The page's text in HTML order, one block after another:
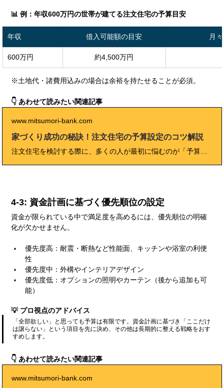
📊 例：年収600万円の世帯が建てる注文住宅の予算目安
年収 借入可能額の目安 月
600万円 約4,500万円
※土地代・諸費用込みの場合は余裕を持たせることが必須。
👇 あわせて読みたい関連記事
www.mitsumori-bank.com
家づくり成功の秘訣！注文住宅の予算設定のコツ解説
4-3: 資金計画に基づく優先順位の設定
資金が限られている中で満足度を高めるには、優先順位の明確
化が欠かせません。
優先度高：耐震・断熱など性能面、キッチンや浴室の利便
性
優先度中：外構やインテリアデザイン
優先度低：オプションの照明やカーテン（後から追加も可
能）
💡 プロ視点のアドバイス
「全部欲しい」と思っても予算は有限です。資金計画に基づき「ここだけ
は譲らない」という項目を先に決め、その他は長期的に整える戦略をおす
すめします。
👇 あわせて読みたい関連記事
www.mitsumori-bank.com